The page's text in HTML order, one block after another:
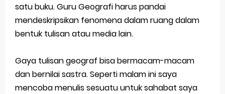
Ebook Prediksi 150 Soal TKA Geografi 2025 + Kunci Jawaban
3 Jurus Sakti Menaklukkan Soal TKA Geografi [Wajib Baca]
satu buku. Guru Geografi harus pandai
mendeskripsikan fenomena dalam ruang dalam
bentuk tulisan atau media lain.
Gaya tulisan geograf bisa bermacam-macam
dan bernilai sastra. Seperti malam ini saya
mencoba menulis sesuatu untuk sahabat saya